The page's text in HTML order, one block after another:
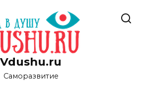
Vdushu.ru
Саморазвитие